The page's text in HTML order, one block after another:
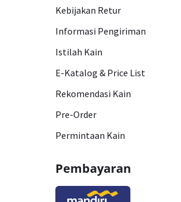
Kebijakan Retur
Informasi Pengiriman
Istilah Kain
E-Katalog & Price List
Rekomendasi Kain
Pre-Order
Permintaan Kain
Pembayaran